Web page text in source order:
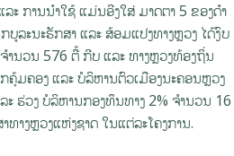
ການນໍາໃຊ້ ແມ່ນອີງໃສ່ ມາດຕາ 5 ຂອງດໍາ
ລະນະຮັກສາ ແລະ ສ້ອມແປງທາງຫຼວງ ໄດ້ງົບ
ານວນ 576 ຕື້ ກີບ ແລະ ທາງຫຼວງທ້ອງຖິ່ນ
ຄຸ້ມຄອງ ແລະ ບໍລິຫານຕົວເມືອງນະຄອນຫຼວງ
ຮ່ວງ ບໍລິຫານກອງທຶນທາງ 2% ຈໍານວນ 16
ງຫຼວງແຫ່ງຊາດ ໃນແຕ່ລະໂຄງການ.